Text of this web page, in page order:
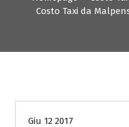
Costo Taxi da
Giu 12 2017